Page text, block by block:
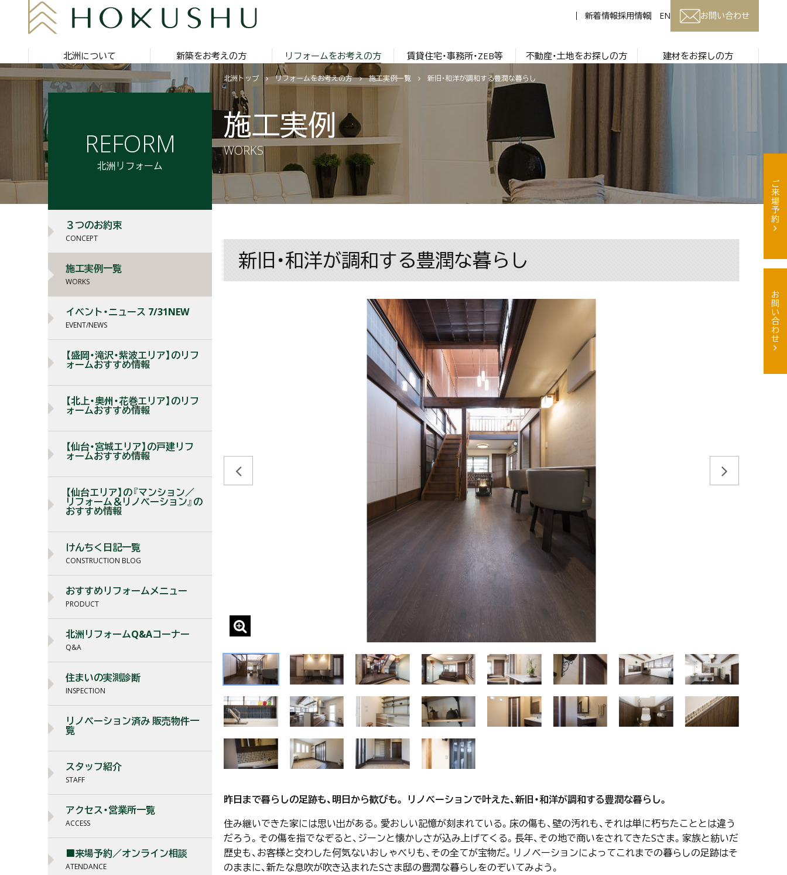
新着情報採用情報 EN お問い合わせ
北洲について 新築をお考えの方 リフォームをお考えの方 賃貸住宅・事務所・ZEB等 不動産・土地をお探しの方 建材をお探しの方
北洲トップ リフォームをお考えの方 施工実例一覧 新旧・和洋が調和する豊潤な暮らし
施工実例
WORKS
新旧・和洋が調和する豊潤な暮らし
昨日まで暮らしの足跡も、明日から歓びも。 リノベーションで叶えた、新旧・和洋が調和する豊潤な暮らし。
住み継いできた家には思い出がある。愛おしい記憶が刻まれている。床の傷も、壁の汚れも、それは単に朽ちたこととは違う
だろう。その傷を指でなぞると、ジーンと懐かしさが込み上げてくる。長年、その地で商いをされてきたSさま。家族と紡いだ
歴史も、お客様と交わした何気ないおしゃべりも、その全てが宝物だ。リノベーションによってこれまでの暮らしの足跡はそ
のままに、新たな息吹が吹き込まれたSさま邸の豊潤な暮らしをのぞいてみよう。
REFORM
北洲リフォーム
３つのお約束
CONCEPT
施工実例一覧
WORKS
イベント・ニュース 7/31NEW
EVENT/NEWS
【盛岡・滝沢・紫波エリア】のリフ
ォームおすすめ情報
【北上・奥州・花巻エリア】のリフ
ォームおすすめ情報
【仙台・宮城エリア】の戸建リフ
ォームおすすめ情報
【仙台エリア】の『マンション／
リフォーム＆リノベーション』の
おすすめ情報
けんちく日記一覧
CONSTRUCTION BLOG
おすすめリフォームメニュー
PRODUCT
北洲リフォームQ&Aコーナー
Q&A
住まいの実測診断
INSPECTION
リノベーション済み 販売物件一
覧
スタッフ紹介
STAFF
アクセス・営業所一覧
ACCESS
■来場予約／オンライン相談
ATENDANCE
ご来場予約
お問い合わせ